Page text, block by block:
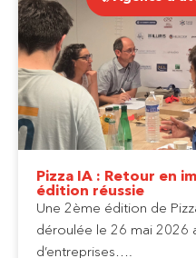
Pizza IA : Retour en
édition réussie
Une 2ème édition de
déroulée le 26 mai 2026
d’entreprises….